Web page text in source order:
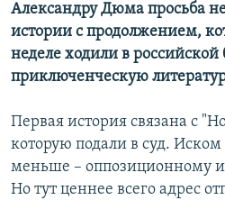
Все сайты РСЕ/РС
Александру Дюма просьба
истории с продолжением,
неделе ходили в российской
приключенческую
Первая история связана с
которую подали в суд.
меньше – оппозиционному
Но тут ценнее всего адрес